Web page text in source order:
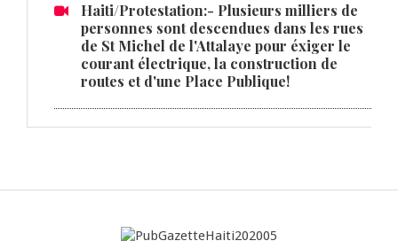
Haiti/Protestation:- Plusieurs milliers de
personnes sont descendues dans les rues
de St Michel de l'Attalaye pour éxiger le
courant électrique, la construction de
routes et d'une Place Publique!